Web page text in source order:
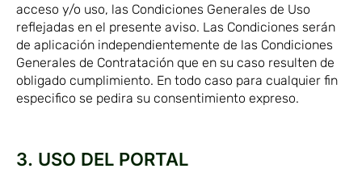
acceso y/o uso, las Condiciones Generales de Uso
reflejadas en el presente aviso. Las Condiciones serán
de aplicación independientemente de las Condiciones
Generales de Contratación que en su caso resulten de
obligado cumplimiento. En todo caso para cualquier fin
especifico se pedira su consentimiento expreso.
3. USO DEL PORTAL